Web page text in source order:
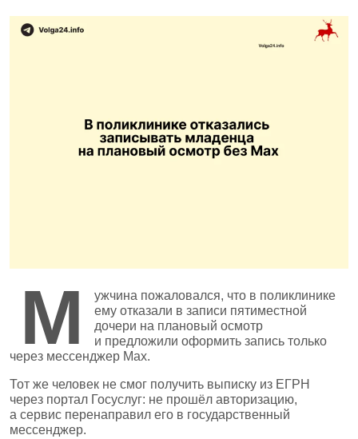
М
ужчина пожаловался, что в поликлинике
ему отказали в записи пятиместной
дочери на плановый осмотр
и предложили оформить запись только
через мессенджер Max.
Тот же человек не смог получить выписку из ЕГРН
через портал Госуслуг: не прошёл авторизацию,
а сервис перенаправил его в государственный
мессенджер.